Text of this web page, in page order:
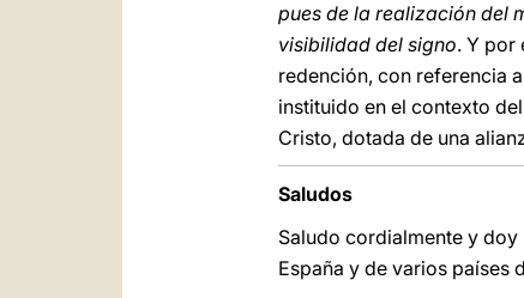
pues de la realización del
visibilidad del signo. Y por
redención, con referencia
instituido en el contexto
Cristo, dotada de una
Saludos
Saludo cordialmente y
España y de varios países